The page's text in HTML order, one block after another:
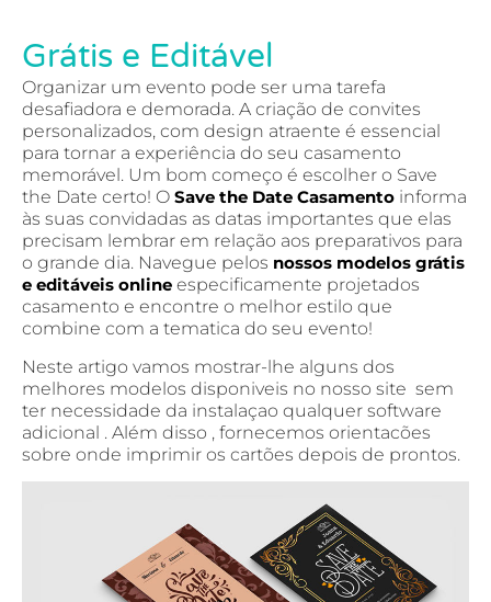
Grátis e Editável
Organizar um evento pode ser uma tarefa
desafiadora e demorada. A criação de convites
personalizados, com design atraente é essencial
para tornar a experiência do seu casamento
memorável. Um bom começo é escolher o Save
the Date certo! O Save the Date Casamento informa
às suas convidadas as datas importantes que elas
precisam lembrar em relação aos preparativos para
o grande dia. Navegue pelos nossos modelos grátis
e editáveis online especificamente projetados
casamento e encontre o melhor estilo que
combine com a tematica do seu evento!
Neste artigo vamos mostrar-lhe alguns dos
melhores modelos disponiveis no nosso site sem
ter necessidade da instalaçao qualquer software
adicional . Além disso , fornecemos orientacões
sobre onde imprimir os cartões depois de prontos.